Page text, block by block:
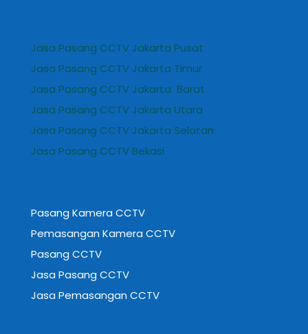
Jasa Pasang CCTV Jakarta Pusat
Jasa Pasang CCTV Jakarta Timur
Jasa Pasang CCTV Jakarta Barat
Jasa Pasang CCTV Jakarta Utara
Jasa Pasang CCTV Jakarta Selatan
Jasa Pasang CCTV Bekasi
Pasang Kamera CCTV
Pemasangan Kamera CCTV
Pasang CCTV
Jasa Pasang CCTV
Jasa Pemasangan CCTV